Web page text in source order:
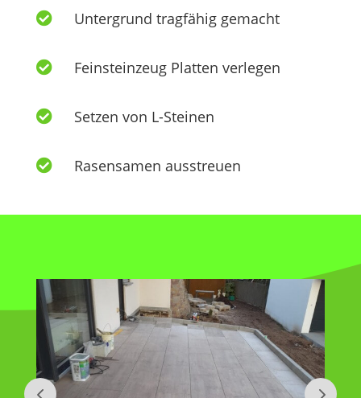
 Untergrund tragfähig gemacht
 Feinsteinzeug Platten verlegen
 Setzen von L-Steinen
 Rasensamen ausstreuen